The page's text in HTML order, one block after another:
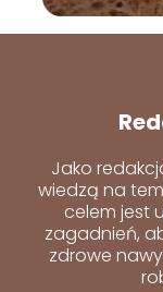
Jako
wiedzą na
celem jest
zagadnień,
zdrowe